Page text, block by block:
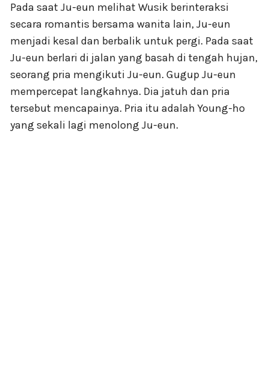
Pada saat Ju-eun melihat Wusik berinteraksi
secara romantis bersama wanita lain, Ju-eun
menjadi kesal dan berbalik untuk pergi. Pada saat
Ju-eun berlari di jalan yang basah di tengah hujan,
seorang pria mengikuti Ju-eun. Gugup Ju-eun
mempercepat langkahnya. Dia jatuh dan pria
tersebut mencapainya. Pria itu adalah Young-ho
yang sekali lagi menolong Ju-eun.